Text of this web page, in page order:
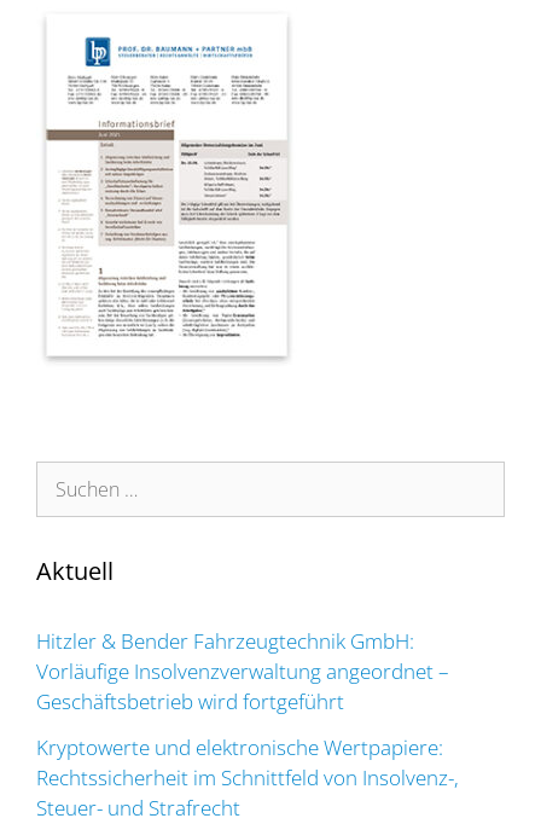
Suchen
nach:
Aktuell
Hitzler & Bender Fahrzeugtechnik GmbH:
Vorläufige Insolvenzverwaltung angeordnet –
Geschäftsbetrieb wird fortgeführt
Kryptowerte und elektronische Wertpapiere:
Rechtssicherheit im Schnittfeld von Insolvenz-,
Steuer- und Strafrecht